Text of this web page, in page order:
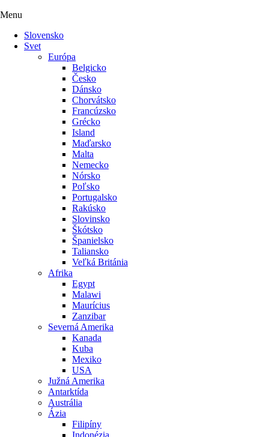
Menu
Slovensko
Svet
Európa
Belgicko
Česko
Dánsko
Chorvátsko
Francúzsko
Grécko
Island
Maďarsko
Malta
Nemecko
Nórsko
Poľsko
Portugalsko
Rakúsko
Slovinsko
Škótsko
Španielsko
Taliansko
Veľká Británia
Afrika
Egypt
Malawi
Maurícius
Zanzibar
Severná Amerika
Kanada
Kuba
Mexiko
USA
Južná Amerika
Antarktída
Austrália
Ázia
Filipíny
Indonézia